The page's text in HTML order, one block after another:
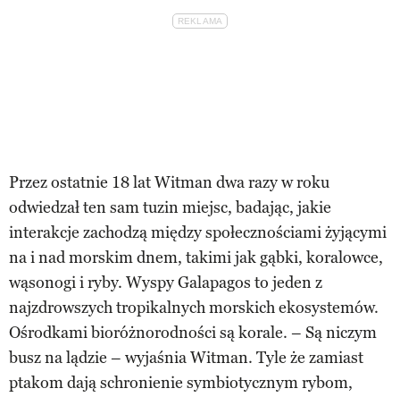
Przez ostatnie 18 lat Witman dwa razy w roku
odwiedzał ten sam tuzin miejsc, badając, jakie
interakcje zachodzą między społecznościami żyjącymi
na i nad morskim dnem, takimi jak gąbki, koralowce,
wąsonogi i ryby. Wyspy Galapagos to jeden z
najzdrowszych tropikalnych morskich ekosystemów.
Ośrodkami bioróżnorodności są korale. – Są niczym
busz na lądzie – wyjaśnia Witman. Tyle że zamiast
ptakom dają schronienie symbiotycznym rybom,